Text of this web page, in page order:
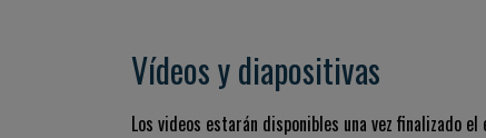
Vídeos y diapositivas
Los videos estarán disponibles una vez finalizado el